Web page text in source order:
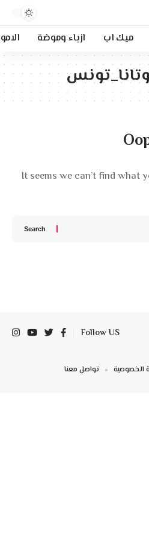
ميك اب ازياء وموضة
It seems we can’t find what
Follow US
الخصوصية تواصل معنا